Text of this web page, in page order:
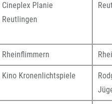
Cineplex Planie
Reutlingen
Rheinflimmern
Kino Kronenlichtspiele